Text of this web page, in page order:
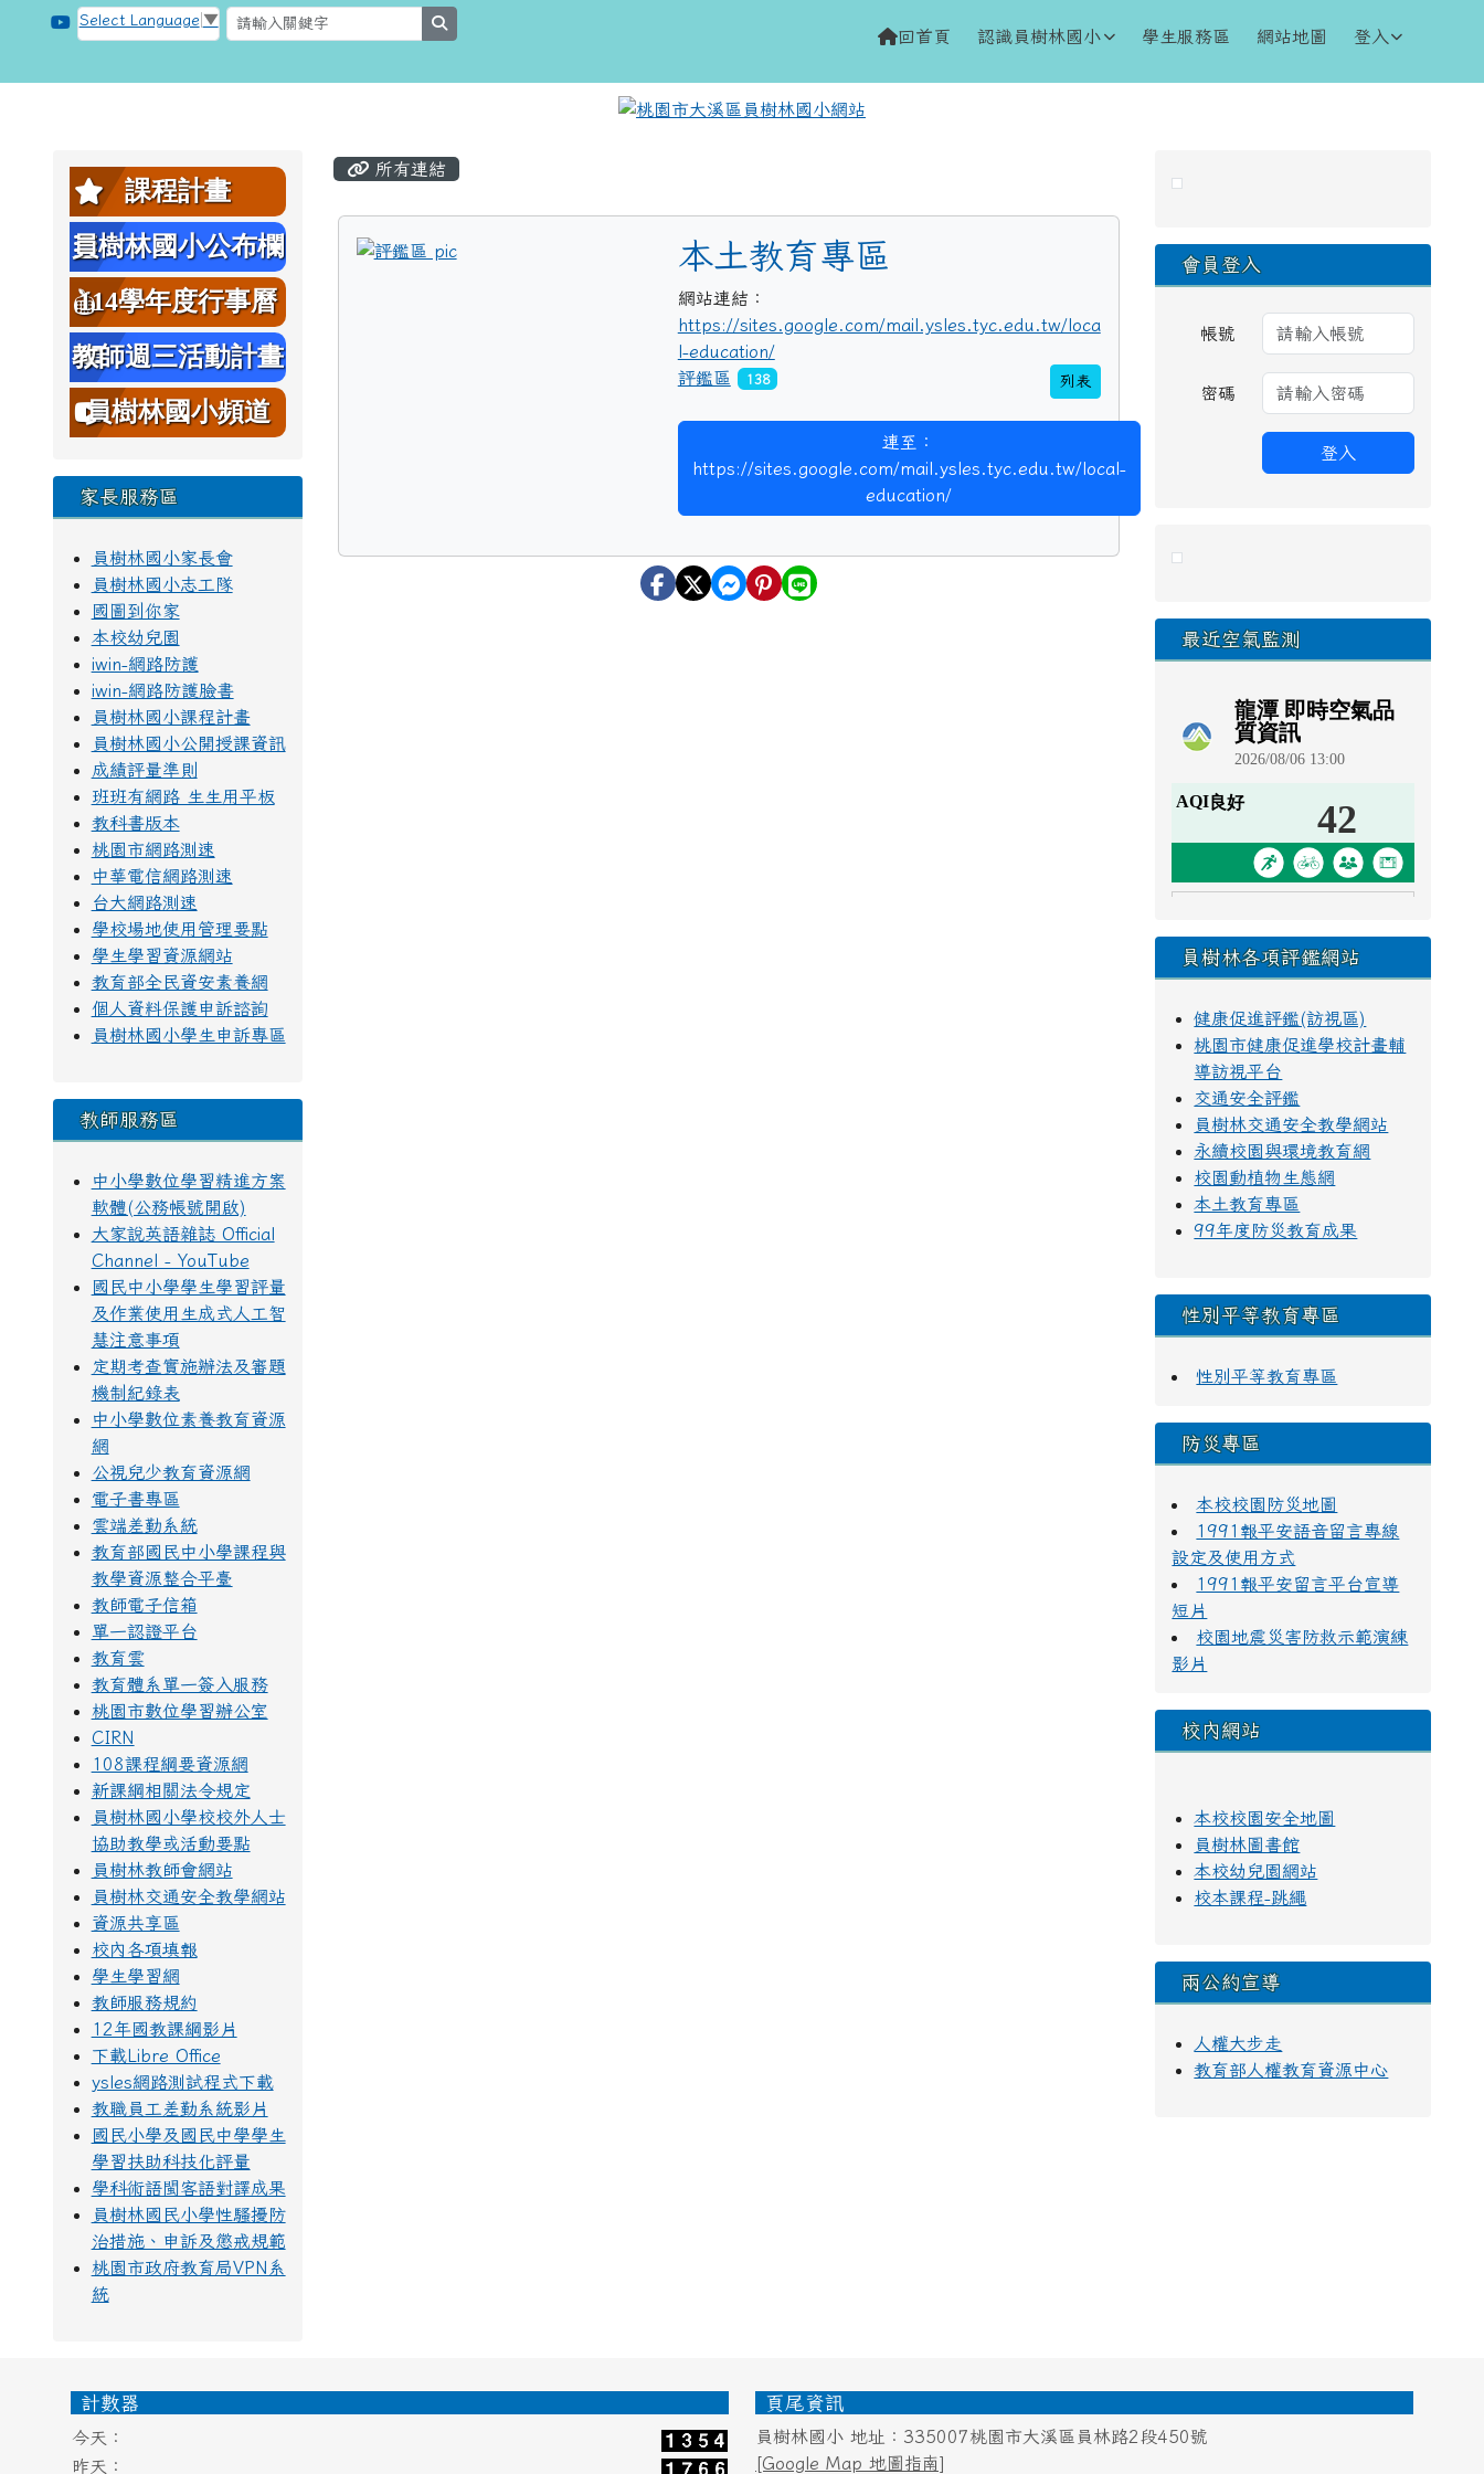
跳至主內容區
桃園市大溪區員樹林國小網站
Select Language ▼
回首頁 認識員樹林國小 學生服務區 網站地圖 登入
左邊區域內容
課程計畫
員樹林國小公布欄
114學年度行事曆
教師週三活動計畫
表
員樹林國小頻道
家長服務區
員樹林國小家長會
員樹林國小志工隊
國圖到你家
本校幼兒園
iwin-網路防護
iwin-網路防護臉書
員樹林國小課程計畫
員樹林國小公開授課資訊
成績評量準則
班班有網路 生生用平板
教科書版本
桃園市網路測速
中華電信網路測速
台大網路測速
學校場地使用管理要點
學生學習資源網站
教育部全民資安素養網
個人資料保護申訴諮詢
員樹林國小學生申訴專區
教師服務區
中小學數位學習精進方案
軟體(公務帳號開啟)
大家說英語雜誌 Official
Channel - YouTube
國民中小學學生學習評量
及作業使用生成式人工智
慧注意事項
定期考查實施辦法及審題
機制紀錄表
中小學數位素養教育資源
網
公視兒少教育資源網
電子書專區
雲端差勤系統
教育部國民中小學課程與
教學資源整合平臺
教師電子信箱
單一認證平台
教育雲
教育體系單一簽入服務
桃園市數位學習辦公室
CIRN
108課程綱要資源網
新課綱相關法令規定
員樹林國小學校校外人士
協助教學或活動要點
員樹林教師會網站
員樹林交通安全教學網站
資源共享區
校內各項填報
學生學習網
教師服務規約
12年國教課綱影片
下載Libre Office
ysles網路測試程式下載
教職員工差勤系統影片
國民小學及國民中學學生
學習扶助科技化評量
學科術語閩客語對譯成果
員樹林國民小學性騷擾防
治措施、申訴及懲戒規範
桃園市政府教育局VPN系
統
主內容區域
所有連結
title:評鑑區 本土教育專區
網站連結：
https://sites.google.com/mail.ysles.tyc.edu.tw/loca
l-education/
評鑑區
138 列表
連至：
https://sites.google.com/mail.ysles.tyc.edu.tw/local-
education/
右邊區域內容
會員登入
帳號
密碼
登入
最近空氣監測
員樹林各項評鑑網站
健康促進評鑑(訪視區)
桃園市健康促進學校計畫輔
導訪視平台
交通安全評鑑
員樹林交通安全教學網站
永續校園與環境教育網
校園動植物生態網
本土教育專區
99年度防災教育成果
性別平等教育專區
性別平等教育專區
防災專區
本校校園防災地圖
1991報平安語音留言專線
設定及使用方式
1991報平安留言平台宣導
短片
校園地震災害防救示範演練
影片
校內網站
本校校園安全地圖
員樹林圖書館
本校幼兒園網站
校本課程-跳繩
兩公約宣導
人權大步走
教育部人權教育資源中心
頁尾區域內容
計數器
今天：
昨天：
頁尾資訊
員樹林國小 地址：335007桃園市大溪區員林路2段450號
[Google Map 地圖指南]